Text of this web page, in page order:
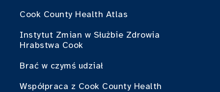
Cook County Health Atlas
Instytut Zmian w Służbie Zdrowia
Hrabstwa Cook
Brać w czymś udział
Współpraca z Cook County Health